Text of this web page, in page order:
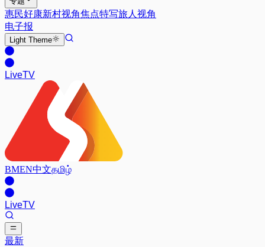
惠民好康新村视角焦点特写旅人视角
电子报
Light Theme
LiveTV
BMEN中文தமிழ்
LiveTV
最新